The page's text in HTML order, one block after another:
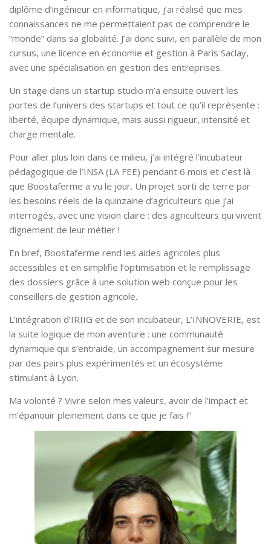
diplôme d’ingénieur en informatique, j’ai réalisé que mes
connaissances ne me permettaient pas de comprendre le
“monde” dans sa globalité. J’ai donc suivi, en parallèle de mon
cursus, une licence en économie et gestion à Paris Saclay,
avec une spécialisation en gestion des entreprises.
Un stage dans un startup studio m’a ensuite ouvert les
portes de l’univers des startups et tout ce qu’il représente :
liberté, équipe dynamique, mais aussi rigueur, intensité et
charge mentale.
Pour aller plus loin dans ce milieu, j’ai intégré l’incubateur
pédagogique de l’INSA (LA FEE) pendant 6 mois et c’est là
que Boostaferme a vu le jour. Un projet sorti de terre par
les besoins réels de la quinzaine d’agriculteurs que j’ai
interrogés, avec une vision claire : des agriculteurs qui vivent
dignement de leur métier !
En bref, Boostaferme rend les aides agricoles plus
accessibles et en simplifie l’optimisation et le remplissage
des dossiers grâce à une solution web conçue pour les
conseillers de gestion agricole.
L’intégration d’IRIIG et de son incubateur, L’INNOVERIE, est
la suite logique de mon aventure : une communauté
dynamique qui s’entraide, un accompagnement sur mesure
par des pairs plus expérimentés et un écosystème
stimulant à Lyon.
Ma volonté ? Vivre selon mes valeurs, avoir de l’impact et
m’épanouir pleinement dans ce que je fais !”